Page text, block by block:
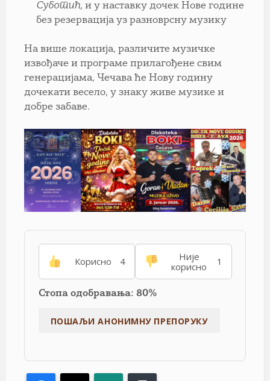
Суботић, и у наставку дочек Нове године
без резервација уз разноврсну музику
На више локација, различите музичке
извођаче и програме прилагођене свим
генерацијама, Чечава ће Нову годину
дочекати весело, у знаку живе музике и
добре забаве.
Корисно 4
Није
корисно
1
Стопа одобравања: 80%